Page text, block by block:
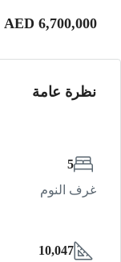
AED 6,700,000
نظرة عامة
5
غرف النوم
10,047